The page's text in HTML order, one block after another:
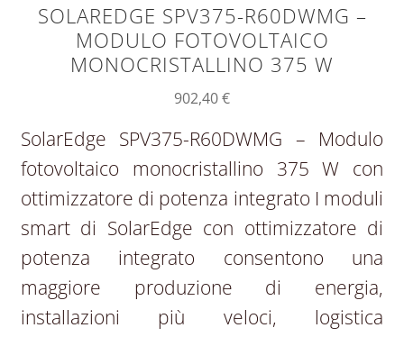
SOLAREDGE SPV375-R60DWMG –
MODULO FOTOVOLTAICO
MONOCRISTALLINO 375 W
902,40€
SolarEdge SPV375-R60DWMG – Modulo
fotovoltaico monocristallino 375 W con
ottimizzatore di potenza integrato I moduli
smart di SolarEdge con ottimizzatore di
potenza integrato consentono una
maggiore produzione di energia,
installazioni più veloci, logistica